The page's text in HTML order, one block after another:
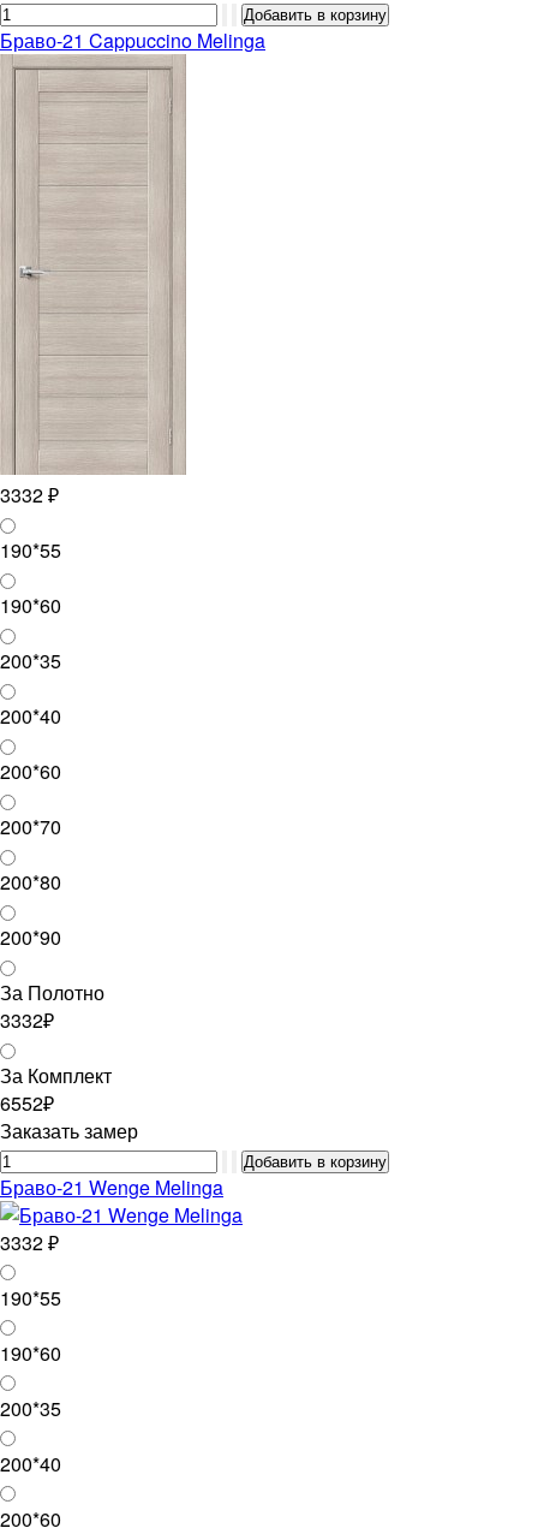
Браво-21 Cappuccino Melinga
3332 ₽
190*55
190*60
200*35
200*40
200*60
200*70
200*80
200*90
За Полотно
3332₽
За Комплект
6552₽
Заказать замер
Браво-21 Wenge Melinga
3332 ₽
190*55
190*60
200*35
200*40
200*60